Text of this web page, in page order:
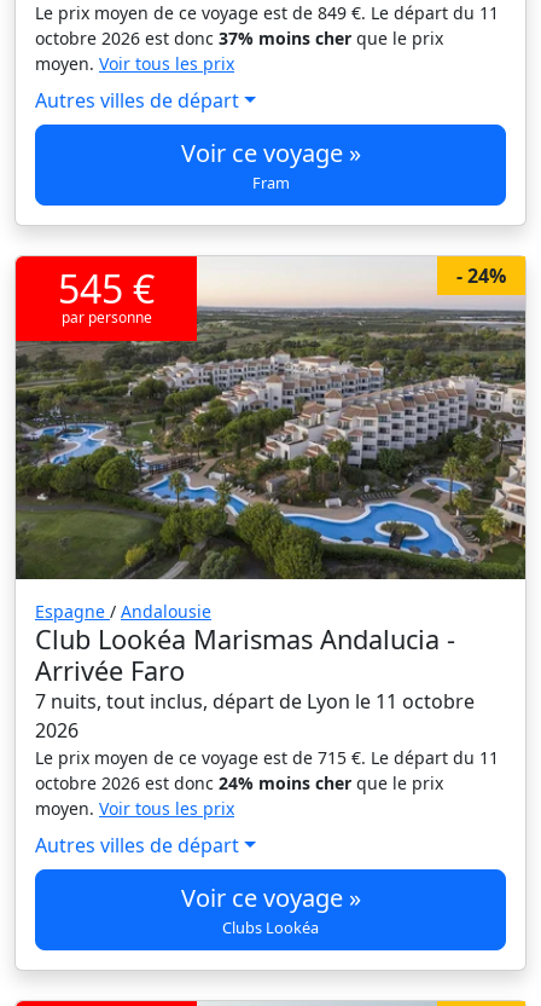
Le prix moyen de ce voyage est de 849 €. Le départ du 11
octobre 2026 est donc 37% moins cher que le prix
moyen. Voir tous les prix
Autres villes de départ
Voir ce voyage »
Fram
- 24%
545 €
par personne
Espagne / Andalousie
Club Lookéa Marismas Andalucia -
Arrivée Faro
7 nuits, tout inclus, départ de Lyon le 11 octobre
2026
Le prix moyen de ce voyage est de 715 €. Le départ du 11
octobre 2026 est donc 24% moins cher que le prix
moyen. Voir tous les prix
Autres villes de départ
Voir ce voyage »
Clubs Lookéa